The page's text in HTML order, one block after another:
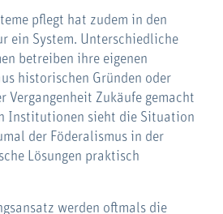
pflegt hat zudem in den
ein System. Unterschiedliche
betreiben ihre eigenen
historischen Gründen oder
Vergangenheit Zukäufe gemacht
Institutionen sieht die Situation
der Föderalismus in der
Lösungen praktisch
werden oftmals die